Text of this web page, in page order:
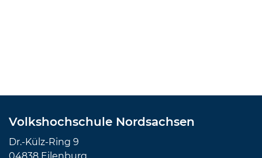
Volkshochschule Nordsachsen
Dr.-Külz-Ring 9